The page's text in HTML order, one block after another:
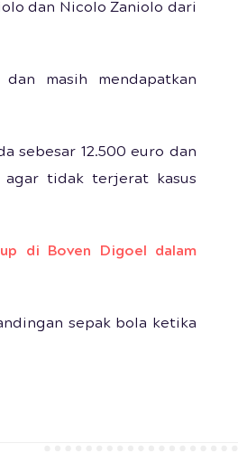
dan Nicolo Zaniolo dari
masih mendapatkan
sebesar 12.500 euro dan
agar tidak terjerat kasus
di Boven Digoel dalam
sepak bola ketika